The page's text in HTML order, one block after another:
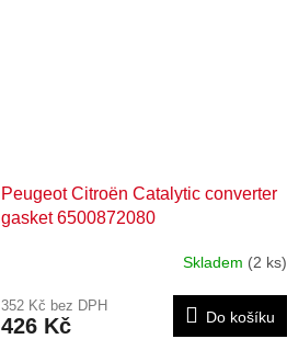
Peugeot Citroën Catalytic converter
gasket 6500872080
Skladem (2 ks)
352 Kč bez DPH
426 Kč Do košíku